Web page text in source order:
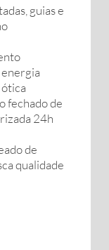
guias e
fechado de
24h
de
qualidade